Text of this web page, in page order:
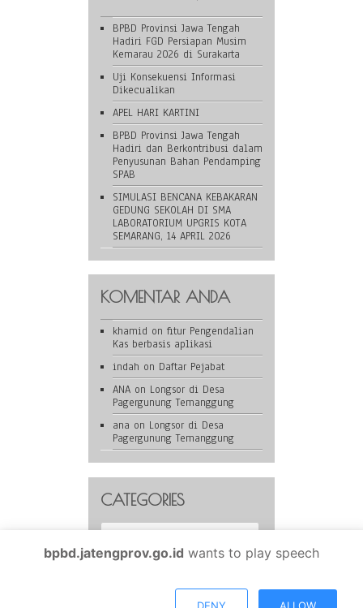
BPBD Provinsi Jawa Tengah
Hadiri FGD Persiapan Musim
Kemarau 2026 di Surakarta
Uji Konsekuensi Informasi
Dikecualikan
APEL HARI KARTINI
BPBD Provinsi Jawa Tengah
Hadiri dan Berkontribusi dalam
Penyusunan Bahan Pendamping
SPAB
SIMULASI BENCANA KEBAKARAN
GEDUNG SEKOLAH DI SMA
LABORATORIUM UPGRIS KOTA
SEMARANG, 14 APRIL 2026
KOMENTAR ANDA
khamid on fitur Pengendalian
Kas berbasis aplikasi
indah on Daftar Pejabat
ANA on Longsor di Desa
Pagergunung Temanggung
ana on Longsor di Desa
Pagergunung Temanggung
CATEGORIES
Categories
BPBD Provinsi Jawa Tengah is proudly powered by WordPress
bpbd.jatengprov.go.id wants to play speech
DENY ALLOW